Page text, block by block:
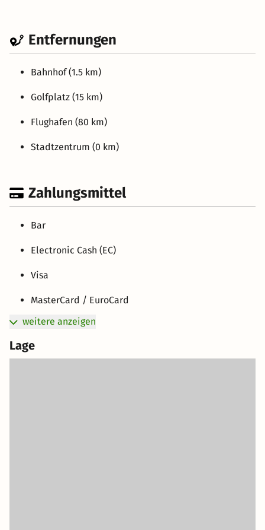
Entfernungen
Bahnhof (1.5 km)
Golfplatz (15 km)
Flughafen (80 km)
Stadtzentrum (0 km)
Zahlungsmittel
Bar
Electronic Cash (EC)
Visa
MasterCard / EuroCard
weitere anzeigen
Lage